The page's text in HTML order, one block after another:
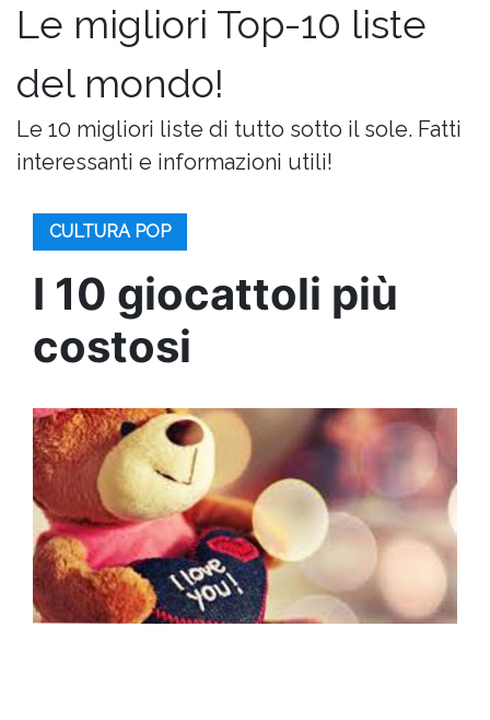
Le migliori Top-10 liste
del mondo!
Le 10 migliori liste di tutto sotto il sole. Fatti
interessanti e informazioni utili!
CULTURA POP
I 10 giocattoli più
costosi